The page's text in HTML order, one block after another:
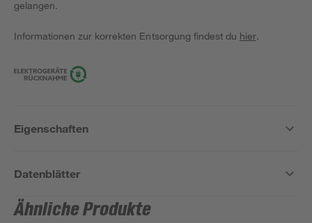
gelangen.
Informationen zur korrekten Entsorgung findest du hier.
Eigenschaften
Datenblätter
Ähnliche Produkte